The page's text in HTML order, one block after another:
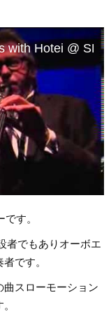
with Hotei @
す。
者でもありオーボエ
です。
曲スローモーション